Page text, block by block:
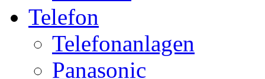
Telefon
Telefonanlagen
Panasonic